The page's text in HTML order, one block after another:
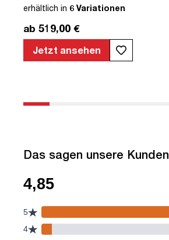
Schwarz | Drehstuhl | Polsterrücken |
Höhenverstellbar | Verstellbare
Armlehnen | Verstellbare Rückenlehne |
Belastbar bis 120kg | Textil | Schwarz |
erhältlich in 6 Variationen
ab 519,00 €
Jetzt ansehen
Das sagen unsere Kunden